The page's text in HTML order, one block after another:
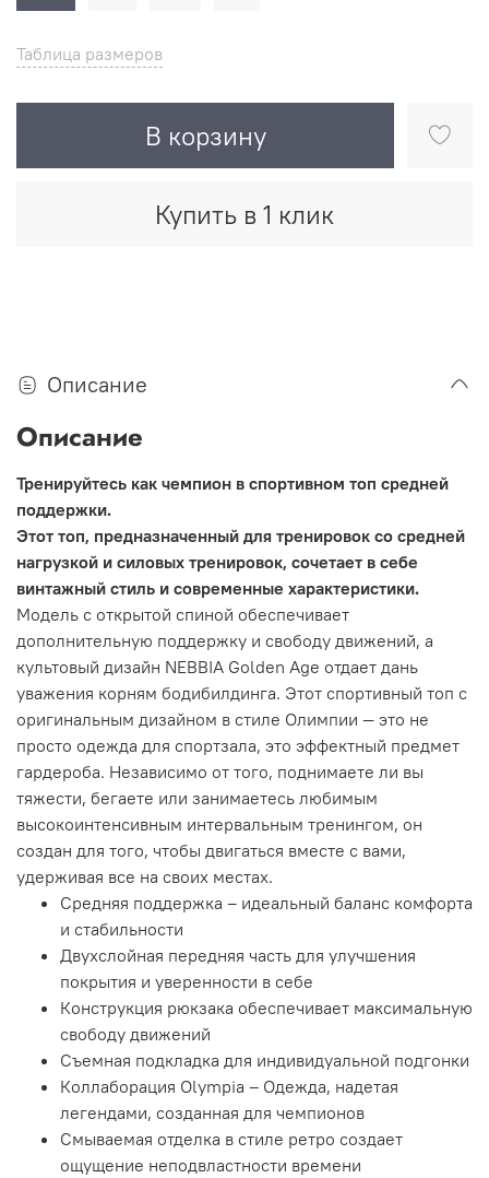
Таблица размеров
В корзину
Купить в 1 клик
Описание
Описание
Тренируйтесь как чемпион в спортивном топ средней
поддержки.
Этот топ, предназначенный для тренировок со средней
нагрузкой и силовых тренировок, сочетает в себе
винтажный стиль и современные характеристики.
Модель с открытой спиной обеспечивает
дополнительную поддержку и свободу движений, а
культовый дизайн NEBBIA Golden Age отдает дань
уважения корням бодибилдинга. Этот спортивный топ с
оригинальным дизайном в стиле Олимпии — это не
просто одежда для спортзала, это эффектный предмет
гардероба. Независимо от того, поднимаете ли вы
тяжести, бегаете или занимаетесь любимым
высокоинтенсивным интервальным тренингом, он
создан для того, чтобы двигаться вместе с вами,
удерживая все на своих местах.
Средняя поддержка – идеальный баланс комфорта
и стабильности
Двухслойная передняя часть для улучшения
покрытия и уверенности в себе
Конструкция рюкзака обеспечивает максимальную
свободу движений
Съемная подкладка для индивидуальной подгонки
Коллаборация Olympia – Одежда, надетая
легендами, созданная для чемпионов
Смываемая отделка в стиле ретро создает
ощущение неподвластности времени